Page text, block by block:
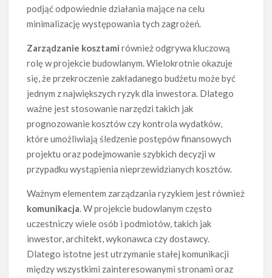
podjąć odpowiednie działania mające na celu
minimalizację występowania tych zagrożeń.
Zarządzanie kosztami również odgrywa kluczową
rolę w projekcie budowlanym. Wielokrotnie okazuje
się, że przekroczenie zakładanego budżetu może być
jednym z największych ryzyk dla inwestora. Dlatego
ważne jest stosowanie narzędzi takich jak
prognozowanie kosztów czy kontrola wydatków,
które umożliwiają śledzenie postępów finansowych
projektu oraz podejmowanie szybkich decyzji w
przypadku wystąpienia nieprzewidzianych kosztów.
Ważnym elementem zarządzania ryzykiem jest również
komunikacja. W projekcie budowlanym często
uczestniczy wiele osób i podmiotów, takich jak
inwestor, architekt, wykonawca czy dostawcy.
Dlatego istotne jest utrzymanie stałej komunikacji
między wszystkimi zainteresowanymi stronami oraz